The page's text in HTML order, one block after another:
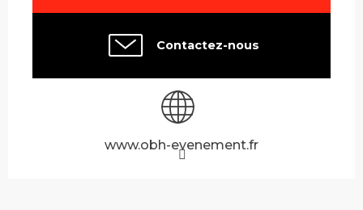
Contactez-nous
www.obh-evenement.fr